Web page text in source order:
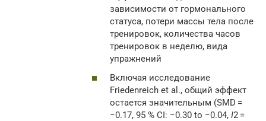
зависимости от гормонального
статуса, потери массы тела после
тренировок, количества часов
тренировок в неделю, вида
упражнений
Включая исследование
Friedenreich et al., общий эффект
остается значительным (SMD =
−0.17, 95 % CI: −0.30 to −0.04, I2 =